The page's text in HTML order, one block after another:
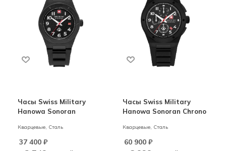
Часы Swiss Military
Hanowa Sonoran
Кварцевые, Сталь
37 400 ₽
Часы Swiss Military
Hanowa Sonoran Chrono
Кварцевые, Сталь
60 900₽